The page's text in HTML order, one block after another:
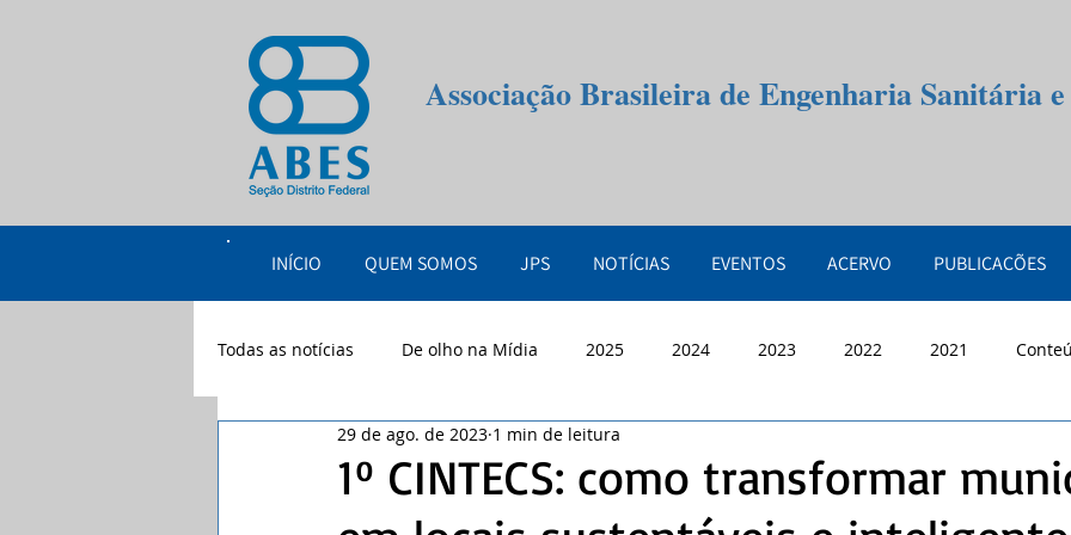
Associação Brasileira de Engenharia Sanitária
INÍCIO QUEM SOMOS JPS NOTÍCIAS EVENTOS ACERVO PUBLICAÇÕES
Todas as notícias De olho na Mídia 2025 2024 2023 2022 2021
2026
1º CINTECS: como transformar
29 de ago. de 2023 1 min de leitura